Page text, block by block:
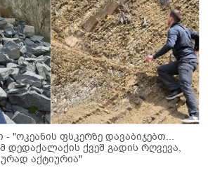
"ოკეანის ფსკერზე დავაბიჯებთ...
დედაქალაქის ქვეშ გადის რღვევა,
აქტიურია"